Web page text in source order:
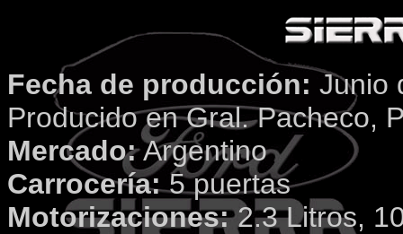
Fecha de producción: Junio
Producido en Gral. Pacheco,
Mercado:Argentino
Carrocería:5 puertas
Motorizaciones:2.3 Litros,